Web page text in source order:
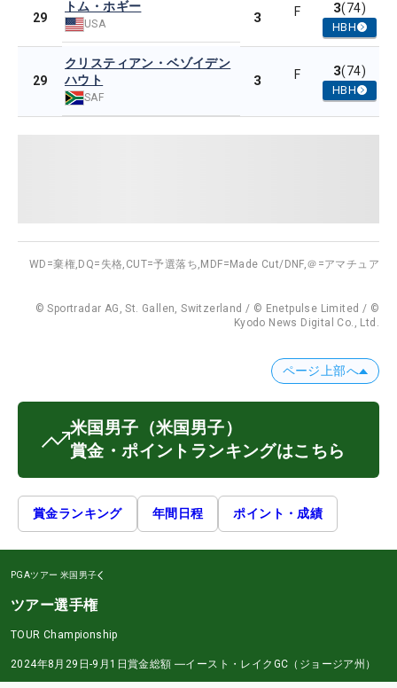
29
トム・ホギー
USA 3 F 3(74)
HBH
29
クリスティアン・ベゾイデン
ハウト
SAF
3 F 3(74)
HBH
WD=棄権, DQ=失格, CUT=予選落ち, MDF=Made Cut/DNF,＠=アマチュア
© Sportradar AG, St. Gallen, Switzerland / © Enetpulse Limited / ©
Kyodo News Digital Co., Ltd.
ページ上部へ
米国男子 （米国男子）
賞金・ポイントランキングはこちら
賞金ランキング 年間日程 ポイント・成績
PGAツアー 米国男子
ツアー選手権
TOUR Championship
2024年8月29日-9月1日賞金総額 ―イースト・レイクGC（ジョージア州）